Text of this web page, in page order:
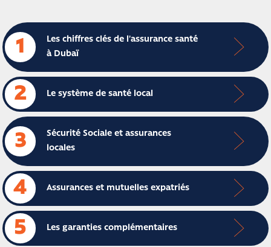
1
Les chiffres clés de l'assurance santé
à Dubaï
2 Le système de santé local
3
Sécurité Sociale et assurances
locales
4 Assurances et mutuelles expatriés
5 Les garanties complémentaires